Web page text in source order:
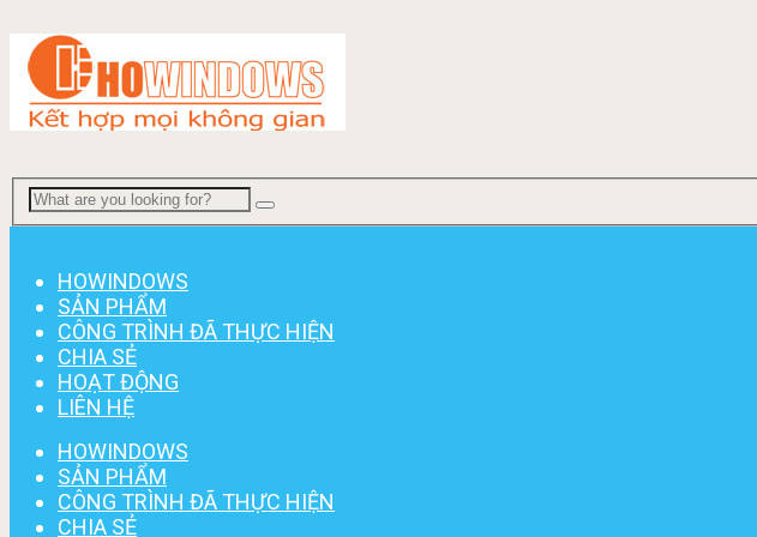
HOWINDOWS
SẢN PHẨM
CÔNG TRÌNH ĐÃ THỰC HIỆN
CHIA SẺ
HOẠT ĐỘNG
LIÊN HỆ
HOWINDOWS
SẢN PHẨM
CÔNG TRÌNH ĐÃ THỰC HIỆN
CHIA SẺ